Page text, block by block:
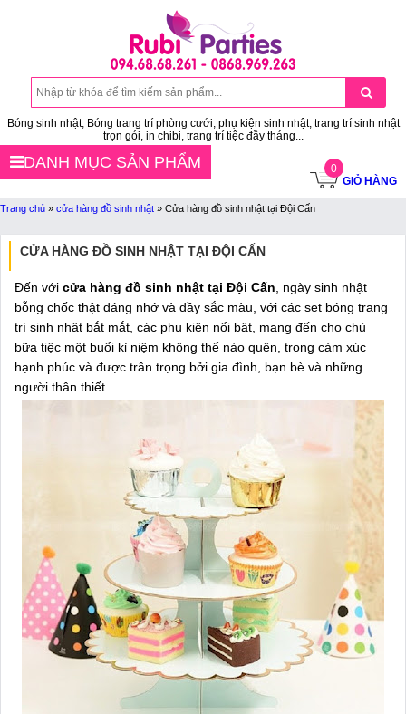
Bóng sinh nhật, Bóng trang trí phòng cưới, phụ kiện sinh nhật, trang trí sinh nhật
trọn gói, in chibi, trang trí tiệc đầy tháng...
0
GIỎ HÀNG
DANH MỤC SẢN PHẨM
Trang chủ » cửa hàng đồ sinh nhật » Cửa hàng đồ sinh nhật tại Đội Cấn
CỬA HÀNG ĐỒ SINH NHẬT TẠI ĐỘI CẤN
Đến với cửa hàng đồ sinh nhật tại Đội Cấn , ngày sinh nhật
bỗng chốc thật đáng nhớ và đầy sắc màu, với các set bóng trang
trí sinh nhật bắt mắt, các phụ kiện nổi bật, mang đến cho chủ
bữa tiệc một buổi kỉ niệm không thể nào quên, trong cảm xúc
hạnh phúc và được trân trọng bởi gia đình, bạn bè và những
người thân thiết.